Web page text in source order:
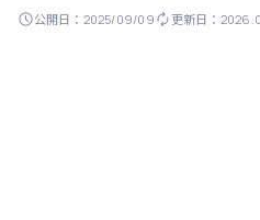
公開日： 2025/09/09 更新日：